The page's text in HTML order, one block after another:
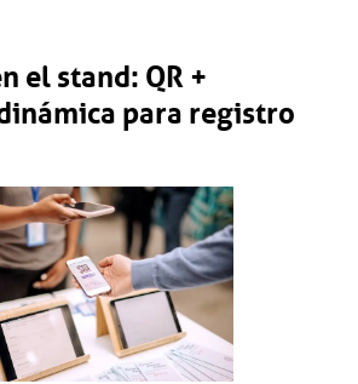
el stand: QR +
para registro